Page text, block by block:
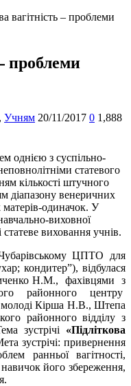
вагітність – проблеми
проблеми
, Учням 20/11/2017 0 1,888
однією з суспільно-
статевого
кількості штучного
діапазону венеричних
матерів-одиначок. У
виховної
виховання учнів.
ЦПТО для
кондитер”), відбулася
Н.М., фахівцями з
районного центру
молоді Кірша Н.В., Штепа
районного відділу з
зустрічі «Підліткова
зустрічі: привернення
ранньої вагітності,
навичок його збереження,